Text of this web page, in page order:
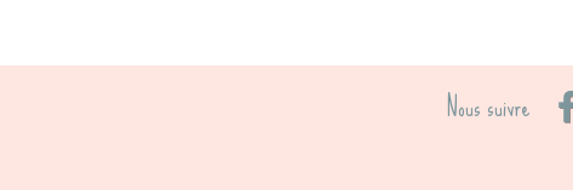
Nous suivre